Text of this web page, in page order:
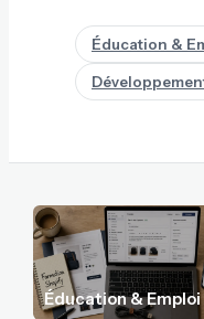
Éducation &
Éducation & Emploi